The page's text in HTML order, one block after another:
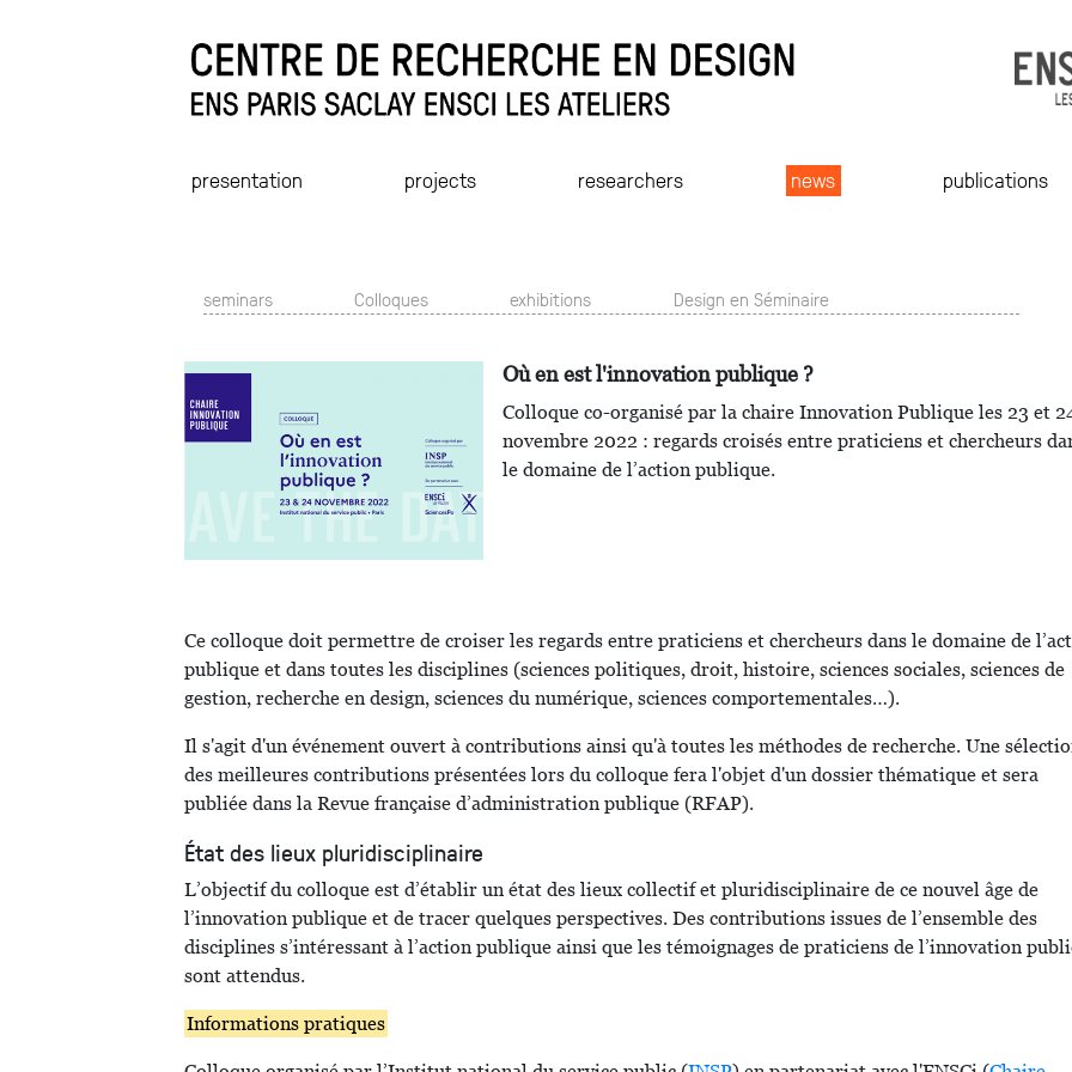
presentation projects researchers news
seminars Colloques exhibitions Design en Séminaire
publications
Où en est l'innovation publique ?
Colloque co-organisé par la chaire Innovation Publique les 23 et
novembre 2022 : regards croisés entre praticiens et chercheurs
le domaine de l’action publique.
Ce colloque doit permettre de croiser les regards entre praticiens et chercheurs dans le domaine de
publique et dans toutes les disciplines (sciences politiques, droit, histoire, sciences sociales, sciences de
gestion, recherche en design, sciences du numérique, sciences comportementales…).
Il s'agit d'un événement ouvert à contributions ainsi qu'à toutes les méthodes de recherche. Une
des meilleures contributions présentées lors du colloque fera l'objet d'un dossier thématique et sera
publiée dans la Revue française d’administration publique (RFAP).
État des lieux pluridisciplinaire
L’objectif du colloque est d’établir un état des lieux collectif et pluridisciplinaire de ce nouvel âge de
l’innovation publique et de tracer quelques perspectives. Des contributions issues de l’ensemble des
disciplines s’intéressant à l’action publique ainsi que les témoignages de praticiens de l’innovation
sont attendus.
Informations pratiques